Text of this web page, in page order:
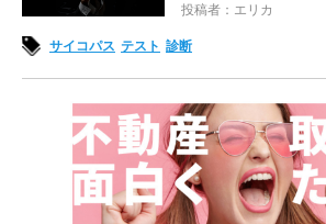
投稿者：エリカ
サイコパス テスト 診断